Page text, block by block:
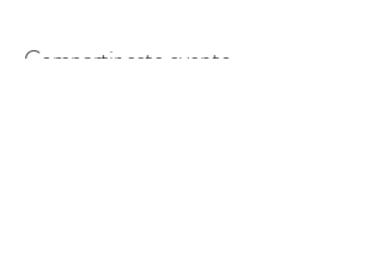
Compartir este evento